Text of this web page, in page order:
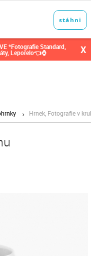
*Fotografie Standard,
Leporelo👈⌚ X
Hrnek, Fotografie v